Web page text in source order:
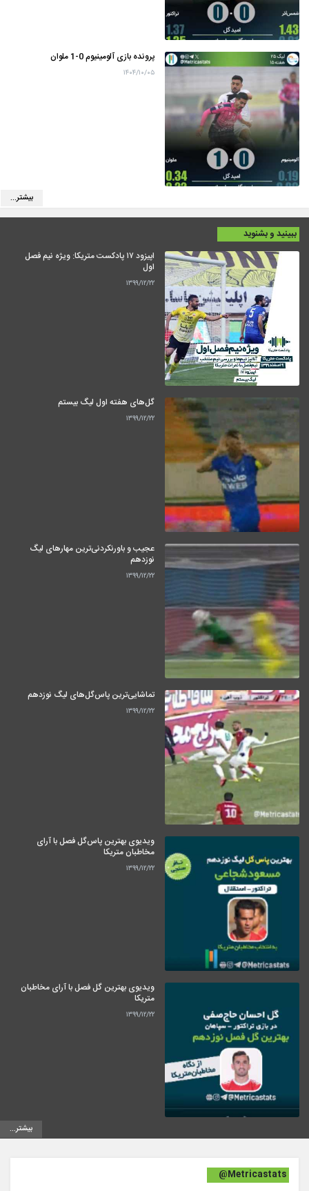
پرونده بازی آلومینیوم 0-1 ملوان
۱۴۰۴/۱۰/۰۵
بیشتر...
ببینید و بشنوید
اپیزود ۱۷ پادکست متریکا: ویژه نیم فصل
اول
۱۳۹۹/۱۲/۲۲
گل‌های هفته اول لیگ بیستم
۱۳۹۹/۱۲/۲۲
عجیب و باورنکردنی‌ترین مهارهای لیگ
نوزدهم
۱۳۹۹/۱۲/۲۲
تماشایی‌ترین پاس‌گل‌های لیگ نوزدهم
۱۳۹۹/۱۲/۲۲
ویدیوی بهترین پاس‌گل فصل با آرای
مخاطبان متریکا
۱۳۹۹/۱۲/۲۲
ویدیوی بهترین گل فصل با آرای مخاطبان
متریکا
۱۳۹۹/۱۲/۲۲
بیشتر...
@Metricastats